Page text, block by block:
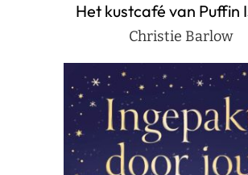
Het kustcafé van Puffin
Christie Barlow